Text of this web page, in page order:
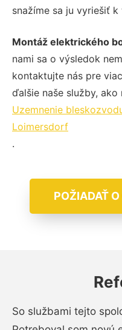
snažíme sa ju vyriešiť
Montáž elektrického
nami sa o výsledok
kontaktujte nás pre
ďalšie naše služby, ako
Uzemnenie
Loimersdorf
.
POŽIADAŤ
So službami tejto